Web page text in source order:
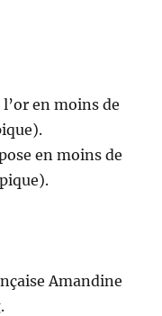
en moins de
en moins de
Amandine